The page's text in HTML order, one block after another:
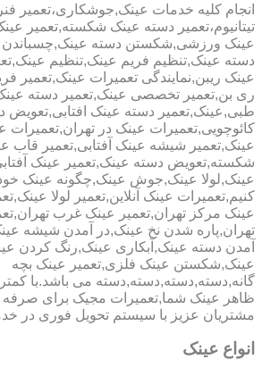
انجام کلیه خدمات عینک,جوشکاری،تعمیر
تیتانیوم،تعمیر دسته عینک شکسته,تعمیر
عینک ورزشی,شکستن دسته عینک,چسباندن
دسته عینک,تنظیم فریم عینک,تنظیم
عینک ریبن,نمایندگی تعمیرات عینک,تعمیر
ری بن,تعمیر تخصصی عینک,تعمیر دسته
طبی,عینک,تعمیر دسته عینک افتابی,تعویض
کائوچویی,تعمیرات عینک در
عینک,تعمیر شیشه عینک آفتابی,تعمیر قاب
شکسته,تعویض دسته عینک,تعمیر عینک
عینک,لولا عینک,جوش عینک,چگونه عینک خود
کنیم,تعمیرات عینک آنلاین,تعمیر لولا
عینک مرکز تهران,تعمیر عینک غرب
تهران,پاره شدن نخ عینک,در آمدن شیشه
آمدن دسته عینک,آبکاری عینک,رنگ
عینک,شکستن عینک فلزی,تعمیر عینک بچه
گانه,دسته,دسته,دسته,دسته می باشد.با
ظاهر عینک شما,تعمیرات مجیک برای
مشتریان عزیز با سیستم تحویل فوری در
انواع عینک